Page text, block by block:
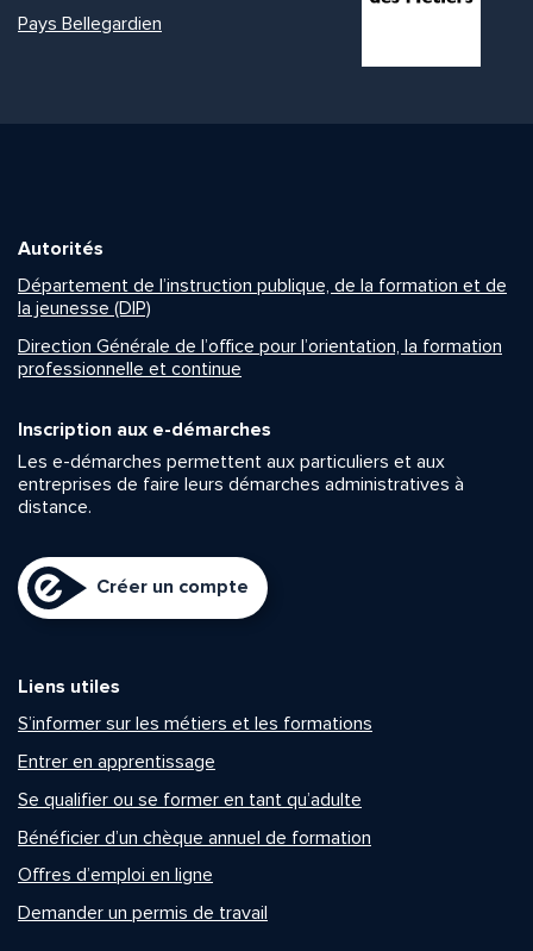
Pays Bellegardien
Autorités
Département de l’instruction publique, de la formation et de
la jeunesse (DIP)
Direction Générale de l’office pour l’orientation, la formation
professionnelle et continue
Inscription aux e-démarches
Les e-démarches permettent aux particuliers et aux
entreprises de faire leurs démarches administratives à
distance.
Créer un compte
Liens utiles
S’informer sur les métiers et les formations
Entrer en apprentissage
Se qualifier ou se former en tant qu’adulte
Bénéficier d’un chèque annuel de formation
Offres d’emploi en ligne
Demander un permis de travail